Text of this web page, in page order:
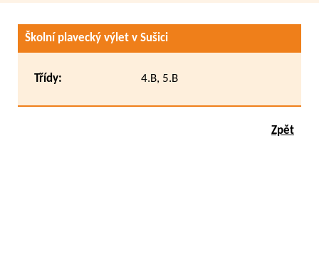
Školní plavecký výlet v Sušici
Třídy: 4.B, 5.B
Zpět